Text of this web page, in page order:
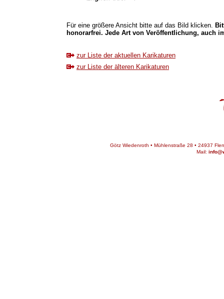
Für eine größere Ansicht bitte auf das Bild klicken.
honorarfrei. Jede Art von Veröffentlichung, auch
zur Liste der aktuellen Karikaturen
zur Liste der älteren Karikaturen
Götz Wiedenroth • Mühlenstraße 28 • 24937
Mail: